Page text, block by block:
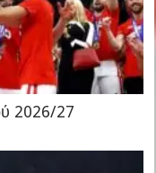
2026/27